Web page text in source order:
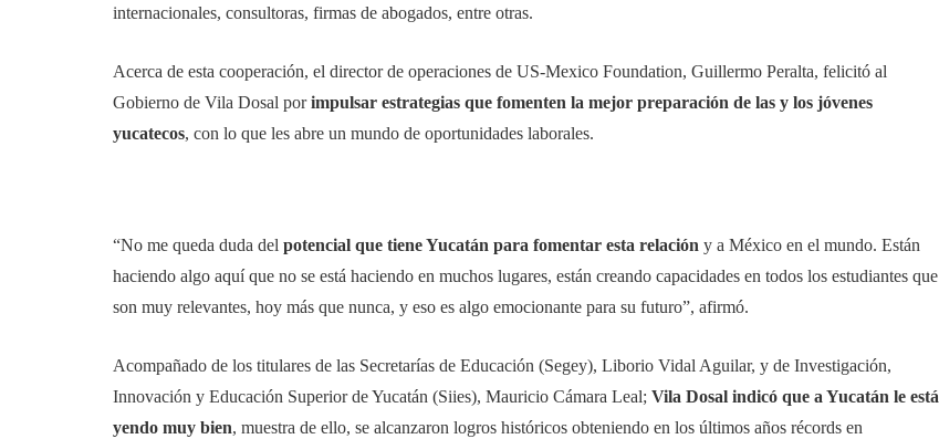
internacionales, consultoras, firmas de abogados, entre otras.
Acerca de esta cooperación, el director de operaciones de US-Mexico Foundation, Guillermo Peralta, felicitó al
Gobierno de Vila Dosal porimpulsar estrategias que fomenten la mejor preparación de las y los jóvenes
yucatecos, con lo que les abre un mundo de oportunidades laborales.
“No me queda duda del potencial que tiene Yucatán para fomentar esta relación y a México en el mundo. Están
haciendo algo aquí que no se está haciendo en muchos lugares, están creando capacidades en todos los estudiantes que
son muy relevantes, hoy más que nunca, y eso es algo emocionante para su futuro”, afirmó.
Acompañado de los titulares de las Secretarías de Educación (Segey), Liborio Vidal Aguilar, y de Investigación,
Innovación y Educación Superior de Yucatán (Siies), Mauricio Cámara Leal; Vila Dosal indicó que a Yucatán le está
yendo muy bien, muestra de ello, se alcanzaron logros históricos obteniendo en los últimos años récords en